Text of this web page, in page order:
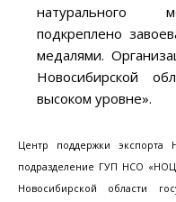
подкреплено
медалями.
Новосибирской
высоком уровне».
Центр поддержки экспорта
подразделение ГУП НСО
Новосибирской области